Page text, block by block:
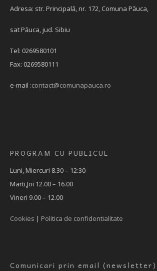
Adresa: str. Principală, nr. 172, Comuna Păuca,
sat Păuca, jud. Sibiu
Tel: 0269580101
Fax: 0269580111
e-mail :contact@comunapauca.ro
PROGRAM CU PUBLICUL
Luni, Miercuri 8.30 – 12:30
Marti,Joi 12.00 – 16.00
Vineri 9.00 – 12.00
Cookies | Politica de confidentialitate
Comunicari prin email (newsletter)